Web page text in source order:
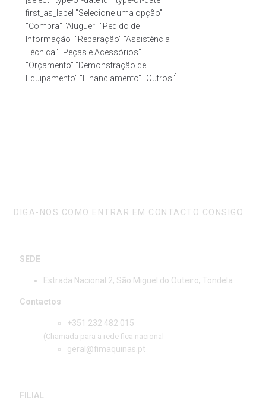
first_as_label "Selecione uma opção"
"Compra" "Aluguer" "Pedido de
Informação" "Reparação" "Assistência
Técnica" "Peças e Acessórios"
"Orçamento" "Demonstração de
Equipamento" "Financiamento" "Outros"]
DIGA-NOS COMO ENTRAR EM CONTACTO CONSIGO
SEDE
Estrada Nacional 2, São Miguel do Outeiro, Tondela
Contactos
+351 232 482 015
(Chamada para a rede fica nacional
geral@fimaquinas.pt
FILIAL